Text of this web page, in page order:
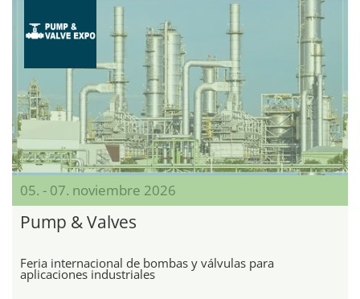
05. - 07. noviembre 2026
Pump & Valves
Feria internacional de bombas y válvulas para
aplicaciones industriales